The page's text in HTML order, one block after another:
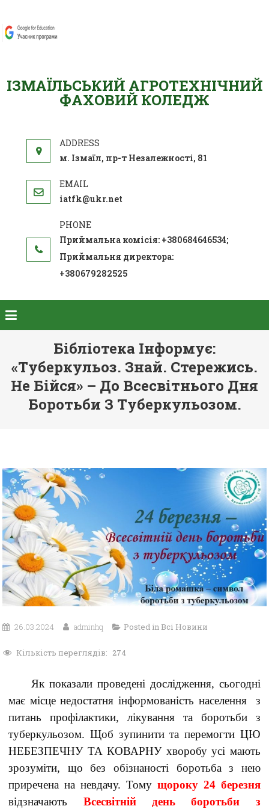
ІЗМАЇЛЬСЬКИЙ АГРОТЕХНІЧНИЙ
ФАХОВИЙ КОЛЕДЖ
м. Ізмаїл, пр-т Незалежності, 81
iatfk@ukr.net
Приймальна комісія: +380684646534;
Приймальня директора:
+380679282525
Бібліотека Інформує:
«Туберкульоз. Знай. Стережись.
Не Бійся» – До Всесвітнього Дня
Боротьби З Туберкульозом.
26.03.2024 adminhq Posted in Всі Новини
Кількість переглядів: 274
Як показали проведені дослідження, сьогодні
має місце недостатня інформованість населення з
питань профілактики, лікування та боротьби з
туберкульозом. Щоб зупинити та перемогти ЦЮ
НЕБЕЗПЕЧНУ ТА КОВАРНУ хворобу усі мають
зрозуміти, що без обізнаності боротьба з нею
приречена на невдачу. Тому щороку 24 березня
відзначають Всесвітній день боротьби з